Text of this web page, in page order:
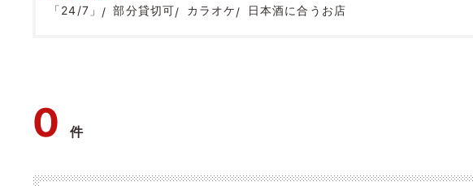
「24/7」
部分貸切可 カラオケ 日本酒に合うお店
0件